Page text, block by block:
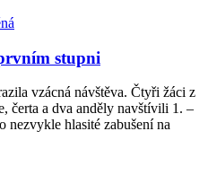
stupni
vzácná návštěva. Čtyři žáci z
čerta a dva anděly navštívili 1. –
nezvykle hlasité zabušení na